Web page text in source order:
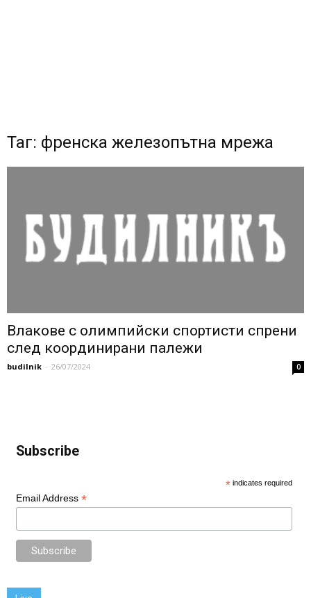
Таг: френска железопътна мрежа
Влакове с олимпийски спортисти спрени
след координирани палежи
budilnik - 26/07/2024 0
Subscribe
* indicates required
Email Address *